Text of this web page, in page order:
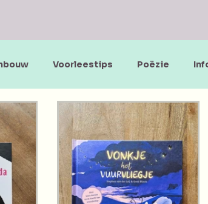
Voorleestips Poëzie